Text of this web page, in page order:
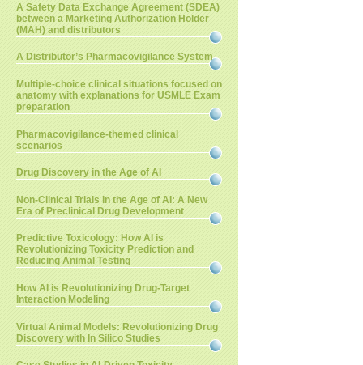
A Safety Data Exchange Agreement (SDEA)
between a Marketing Authorization Holder
(MAH) and distributors
A Distributor’s Pharmacovigilance System
Multiple-choice clinical situations focused on
anatomy with explanations for USMLE Exam
preparation
Pharmacovigilance-themed clinical
scenarios
Drug Discovery in the Age of AI
Non-Clinical Trials in the Age of AI: A New
Era of Preclinical Drug Development
Predictive Toxicology: How AI is
Revolutionizing Toxicity Prediction and
Reducing Animal Testing
How AI is Revolutionizing Drug-Target
Interaction Modeling
Virtual Animal Models: Revolutionizing Drug
Discovery with In Silico Studies